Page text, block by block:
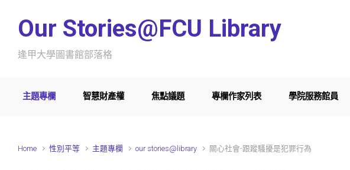
Our Stories@FCU Library
逢甲大學圖書館部落格
主題專欄 智慧財產權 焦點議題 專欄作家列表 學院服務館員
Home 性別平等 主題專欄 our stories@library 關心社會-跟蹤騷擾是犯罪行為